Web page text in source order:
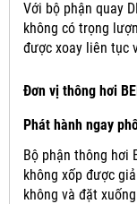
Với bộ phận quay
không có trọng
được xoay liên tục
Đơn vị thông hơi
Phát hành ngay
Bộ phận thông hơi
không xốp được
không và đặt